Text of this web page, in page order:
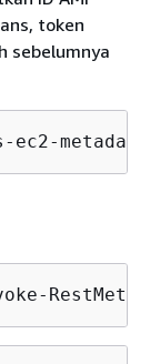
token
sebelumnya
ec2-